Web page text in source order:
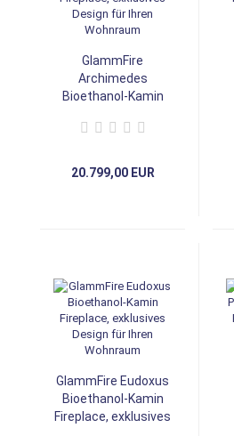
GlammFire
Archimedes
Bioethanol-Kamin
Design für Ihren
20.799,00 EUR
GlammFire Eudoxus
Bioethanol-Kamin
Fireplace, exklusives